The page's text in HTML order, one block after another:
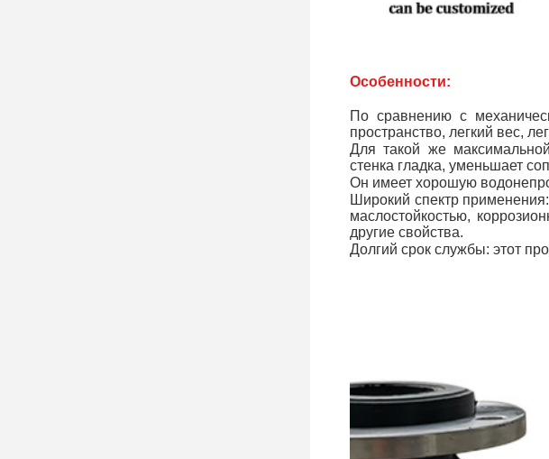
Особенности:
По сравнению с
пространство, легкий вес,
Для такой же
стенка гладка, уменьшает
Он имеет хорошую
Широкий спектр
маслостойкостью,
другие свойства.
Долгий срок службы: этот